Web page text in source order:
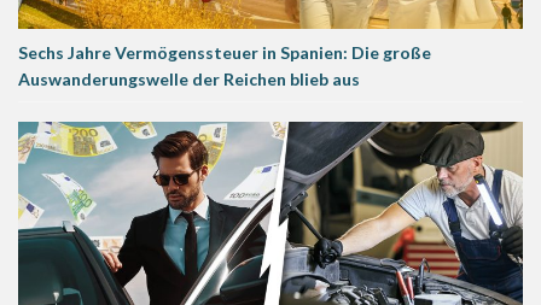
Sechs Jahre Vermögenssteuer in Spanien: Die große
Auswanderungswelle der Reichen blieb aus